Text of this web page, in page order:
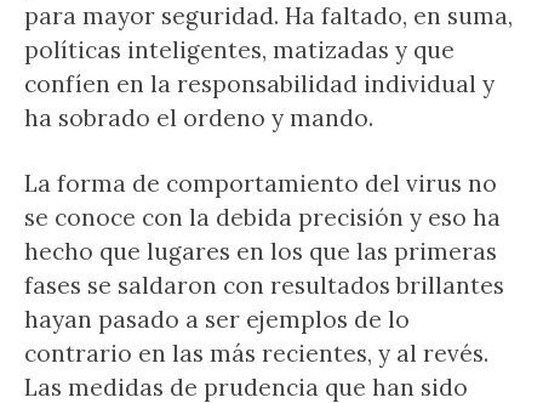
para mayor seguridad. Ha faltado, en suma,
políticas inteligentes, matizadas y que
confíen en la responsabilidad individual y
ha sobrado el ordeno y mando.
La forma de comportamiento del virus no
se conoce con la debida precisión y eso ha
hecho que lugares en los que las primeras
fases se saldaron con resultados brillantes
hayan pasado a ser ejemplos de lo
contrario en las más recientes, y al revés.
Las medidas de prudencia que han sido